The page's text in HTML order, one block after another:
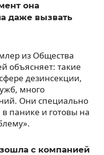
она
даже вызвать
из Общества
объясняет: такие
дезинсекции,
много
Они специально
панике и готовы на
с компанией